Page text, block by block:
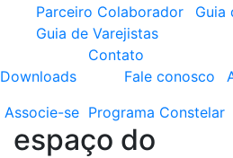
Parceiro Colaborador
Guia
Guia de Varejistas
Downloads
Contato
Fale conosco
Associe-se Programa Constelar
espaço do